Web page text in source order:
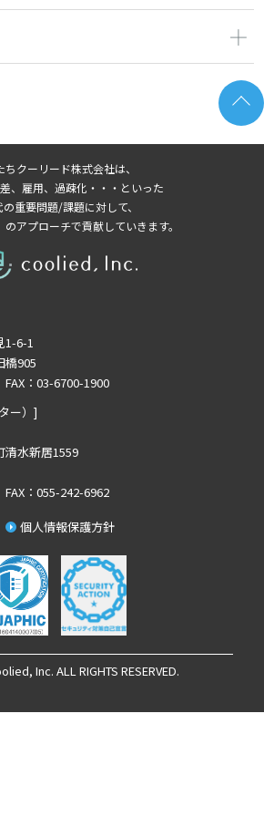
覧(1)
覧(1)
覧(3)
(1)
(1)
(1)
(1)
覧(1)
覧(4)
覧(3)
(2)
覧(5)
覧(5)
覧(3)
覧(4)
覧(2)
覧(4)
覧(4)
覧(4)
覧(5)
ちクーリード株式会社は、
、雇用、過疎化・・・といった
重要問題/課題に対して、
のアプローチで貢献していきます。
1-6-1
橋905
：03-6700-1900
ー）]
清水新居1559
：055-242-6962
個人情報保護方針
Inc. ALL RIGHTS RESERVED.